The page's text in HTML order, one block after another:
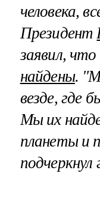
человека,
Президент
заявил,
найдены.
везде, где
Мы их
планеты и
подчеркнул